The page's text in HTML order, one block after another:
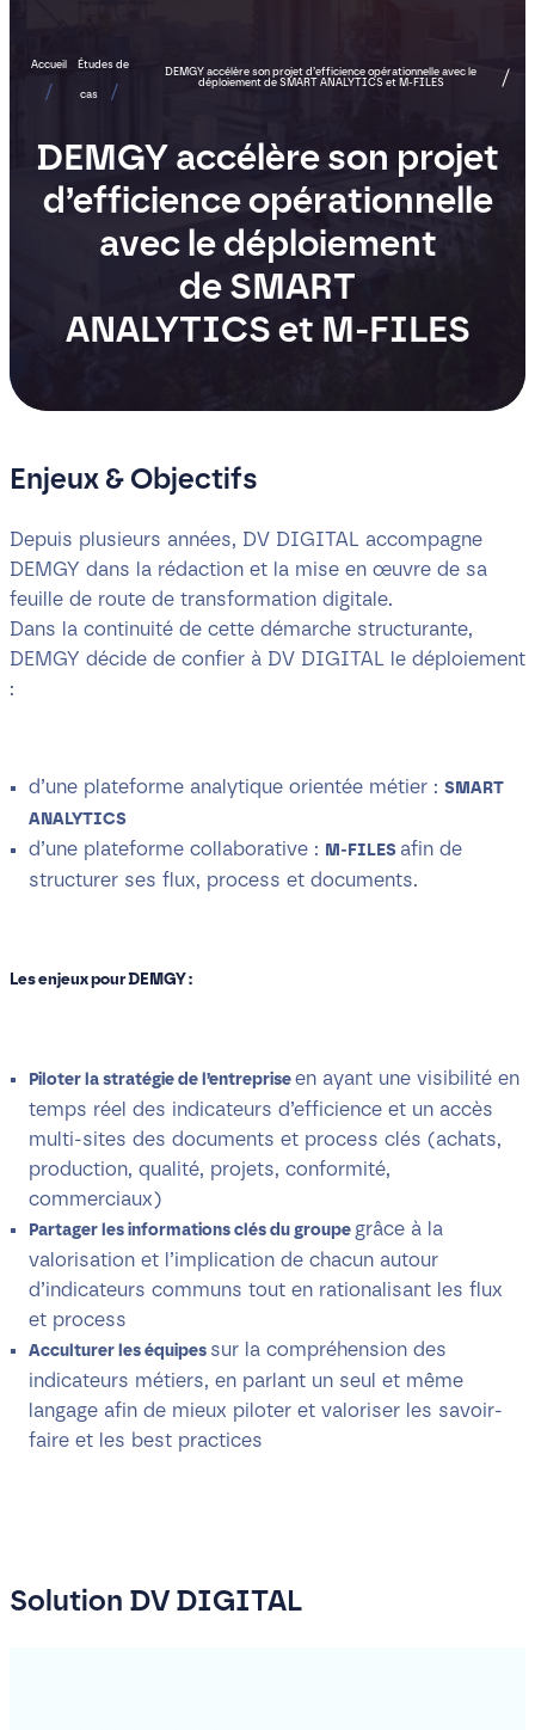
Accueil Études de
cas
DEMGY accélère son projet d’efficience opérationnelle avec le
déploiement de SMART ANALYTICS et M-FILES
DEMGY accélère son projet
d’efficience opérationnelle
avec le déploiement
de SMART
ANALYTICS et M-FILES
Enjeux & Objectifs
Depuis plusieurs années, DV DIGITAL accompagne
DEMGY dans la rédaction et la mise en œuvre de sa
feuille de route de transformation digitale.
Dans la continuité de cette démarche structurante,
DEMGY décide de confier à DV DIGITAL le déploiement
:
d’une plateforme analytique orientée métier : SMART
ANALYTICS
d’une plateforme collaborative : M-FILES afin de
structurer ses flux, process et documents.
Les enjeux pour DEMGY :
Piloter la stratégie de l’entreprise en ayant une visibilité en
temps réel des indicateurs d’efficience et un accès
multi-sites des documents et process clés (achats,
production, qualité, projets, conformité,
commerciaux)
Partager les informations clés du groupe grâce à la
valorisation et l’implication de chacun autour
d’indicateurs communs tout en rationalisant les flux
et process
Acculturer les équipes sur la compréhension des
indicateurs métiers, en parlant un seul et même
langage afin de mieux piloter et valoriser les savoir-
faire et les best practices
Solution DV DIGITAL